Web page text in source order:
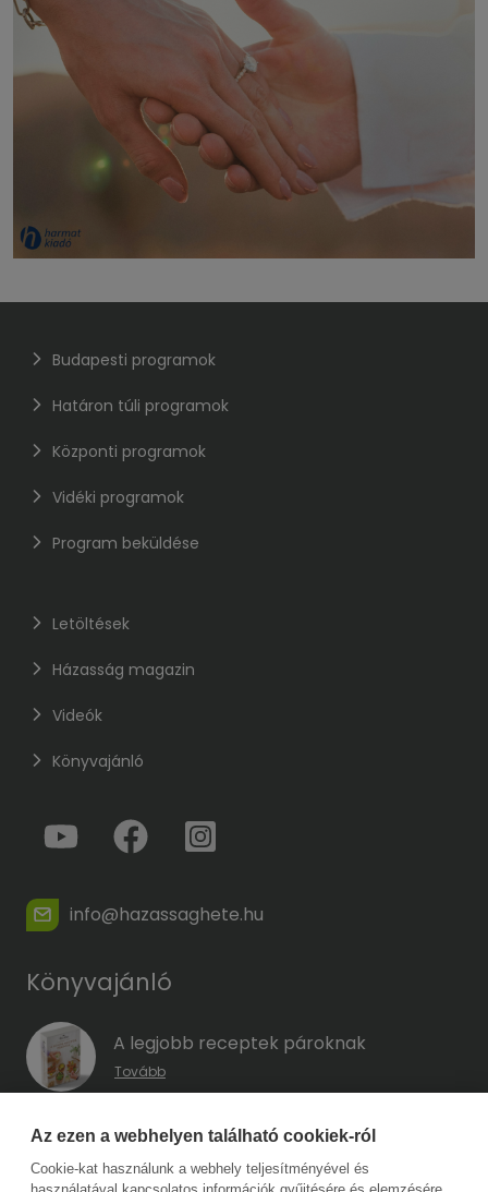
Budapesti programok
Határon túli programok
Központi programok
Vidéki programok
Program beküldése
Letöltések
Házasság magazin
Videók
Könyvajánló
info@hazassaghete.hu
Könyvajánló
A legjobb receptek pároknak
Tovább
A hűség kódja – Hogyan előzd meg a
megcsalást, mielőtt még eszedbe jutott
volna?
Az ezen a webhelyen található cookiek-ról
Cookie-kat használunk a webhely teljesítményével és